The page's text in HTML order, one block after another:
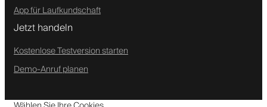
App für Laufkundschaft
Jetzt handeln
Kostenlose Testversion starten
Demo-Anruf planen